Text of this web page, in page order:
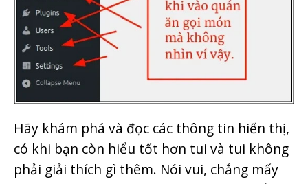
Hãy khám phá và đọc các thông tin hiển thị,
có khi bạn còn hiểu tốt hơn tui và tui không
phải giải thích gì thêm. Nói vui, chẳng mấy